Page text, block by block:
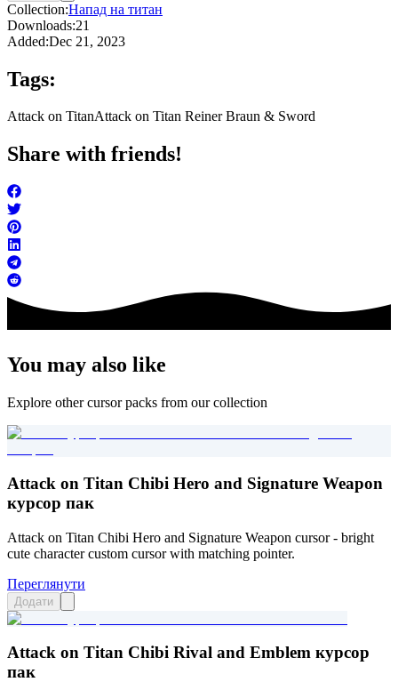
Collection:Напад на титан
Downloads:21
Added:Dec 21, 2023
Tags:
Attack on TitanAttack on Titan Reiner Braun & Sword
Share with friends!
You may also like
Explore other cursor packs from our collection
Attack on Titan Chibi Hero and Signature Weapon
курсор пак
Attack on Titan Chibi Hero and Signature Weapon cursor - bright
cute character custom cursor with matching pointer.
Переглянути
Додати
Attack on Titan Chibi Rival and Emblem курсор
пак